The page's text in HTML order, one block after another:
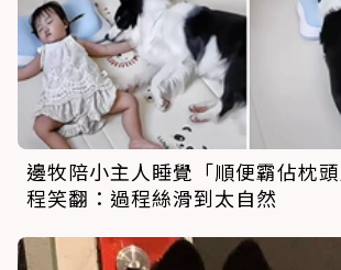
邊牧陪小主人睡覺「順便霸佔枕
程笑翻：過程絲滑到太自然